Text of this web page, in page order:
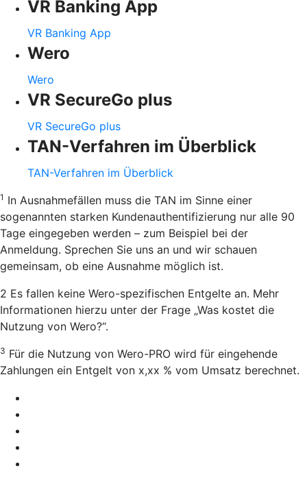
VR Banking App
VR Banking App
Wero
Wero
VR SecureGo plus
VR SecureGo plus
TAN-Verfahren im Überblick
TAN-Verfahren im Überblick
1 In Ausnahmefällen muss die TAN im Sinne einer
sogenannten starken Kundenauthentifizierung nur alle 90
Tage eingegeben werden – zum Beispiel bei der
Anmeldung. Sprechen Sie uns an und wir schauen
gemeinsam, ob eine Ausnahme möglich ist.
2 Es fallen keine Wero-spezifischen Entgelte an. Mehr
Informationen hierzu unter der Frage „Was kostet die
Nutzung von Wero?“.
3 Für die Nutzung von Wero-PRO wird für eingehende
Zahlungen ein Entgelt von x,xx % vom Umsatz berechnet.